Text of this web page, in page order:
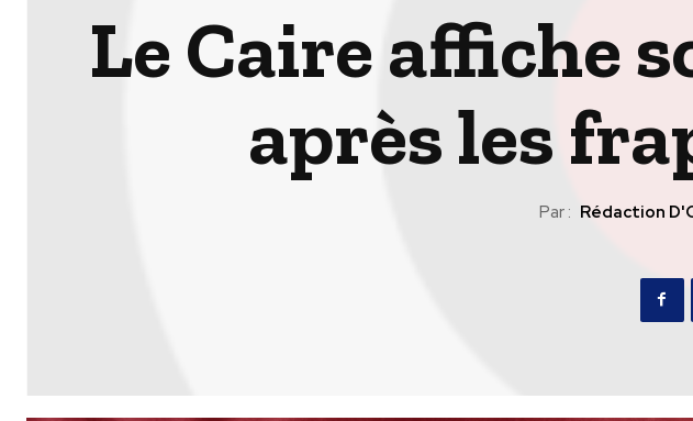
Le Caire affiche
après les
Par : Rédaction